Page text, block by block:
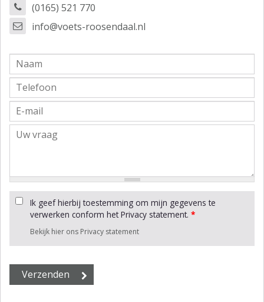
(0165) 521 770
info@voets-roosendaal.nl
Ik geef hierbij toestemming om mijn gegevens te
verwerken conform het Privacy statement. *
Bekijk hier ons Privacy statement